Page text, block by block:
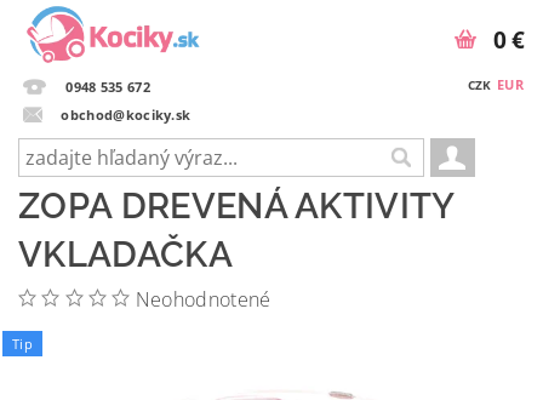
0948 535 672
obchod@kociky.sk
CZK EUR
0 €
ZOPA DREVENÁ AKTIVITY
VKLADAČKA
Neohodnotené
Tip